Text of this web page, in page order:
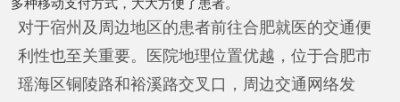
多种移动支付方式，大大方便了患者。
对于宿州及周边地区的患者前往合肥就医的交通便
利性也至关重要。医院地理位置优越，位于合肥市
瑶海区铜陵路和裕溪路交叉口，周边交通网络发